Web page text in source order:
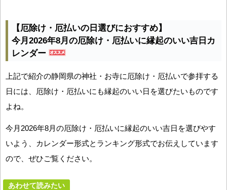
【厄除け・厄払いの日選びにおすすめ】
今月2026年8月の厄除け・厄払いに縁起のいい吉日カ
レンダー
上記で紹介の静岡県の神社・お寺に厄除け・厄払いで参拝する
日には、厄除け・厄払いにも縁起のいい日を選びたいものです
よね。
今月2026年8月の厄除け・厄払いに縁起のいい吉日を選びやす
いよう、カレンダー形式とランキング形式でお伝えしています
ので、ぜひご覧ください。
あわせて読みたい